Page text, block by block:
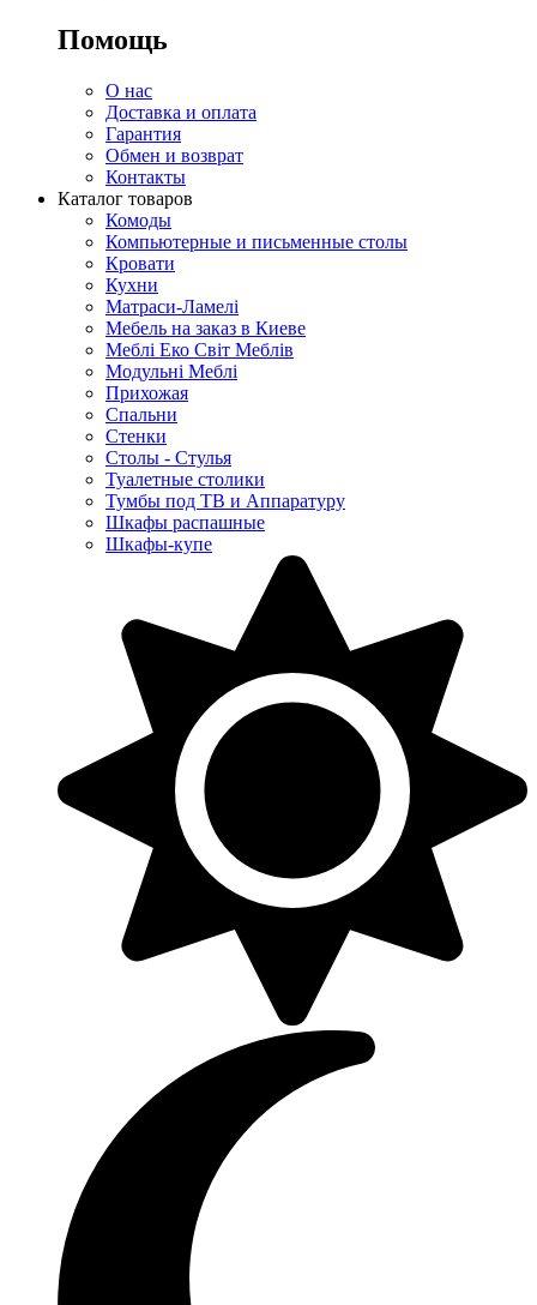
Помощь
О нас
Доставка и оплата
Гарантия
Обмен и возврат
Контакты
Каталог товаров
Комоды
Компьютерные и письменные столы
Кровати
Кухни
Матраси-Ламелі
Мебель на заказ в Киеве
Меблі Еко Світ Меблів
Модульні Меблі
Прихожая
Спальни
Стенки
Столы - Стулья
Туалетные столики
Тумбы под ТВ и Аппаратуру
Шкафы распашные
Шкафы-купе